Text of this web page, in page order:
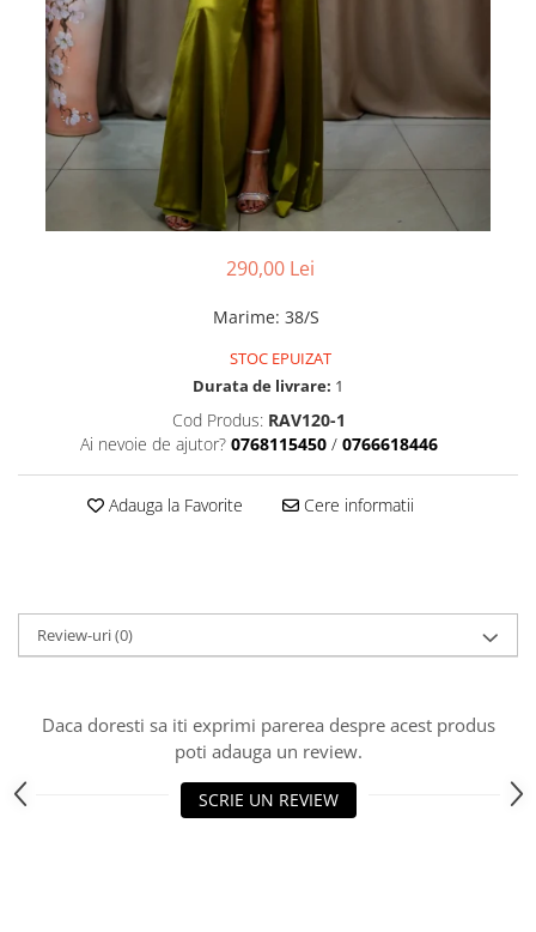
290,00 Lei
Marime: 38/S
STOC EPUIZAT
Durata de livrare: 1
Cod Produs: RAV120-1
Ai nevoie de ajutor? 0768115450 / 0766618446
Adauga la Favorite Cere informatii
Review-uri(0)
Daca doresti sa iti exprimi parerea despre acest produs
poti adauga un review.
SCRIE UN REVIEW